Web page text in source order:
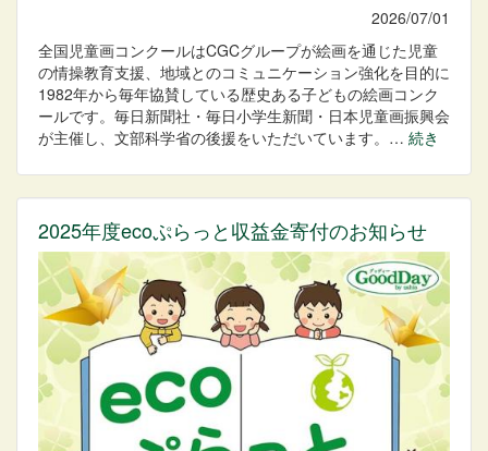
2026/07/01
全国児童画コンクールはCGCグループが絵画を通じた児童
の情操教育支援、地域とのコミュニケーション強化を目的に
1982年から毎年協賛している歴史ある子どもの絵画コンク
ールです。毎日新聞社・毎日小学生新聞・日本児童画振興会
が主催し、文部科学省の後援をいただいています。… 続き
2025年度ecoぷらっと収益金寄付のお知らせ